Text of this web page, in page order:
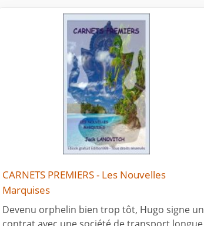
CARNETS PREMIERS - Les Nouvelles
Marquises
Devenu orphelin bien trop tôt, Hugo signe un
contrat avec une société de transport longue